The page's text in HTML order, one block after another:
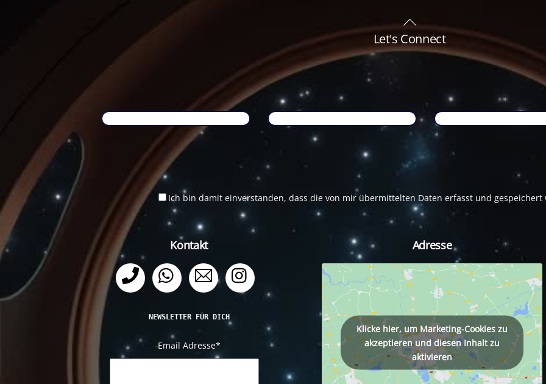
Back
To
Top
Let's Connect
Ich bin damit einverstanden, dass die von mir übermittelten Daten erfasst und gespeichert
Kontakt
Telefon WhatsApp Email
NEWSLETTER FÜR DICH
Email Adresse*
Adresse
Klicke hier, um Marketing-Cookies zu
akzeptieren und diesen Inhalt zu
aktivieren